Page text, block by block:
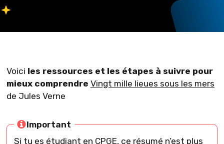
Voici les ressources et les étapes à suivre pour
mieux comprendre Vingt mille lieues sous les mers
de Jules Verne
Important
Si tu es étudiant en CPGE, ce résumé n’est plus